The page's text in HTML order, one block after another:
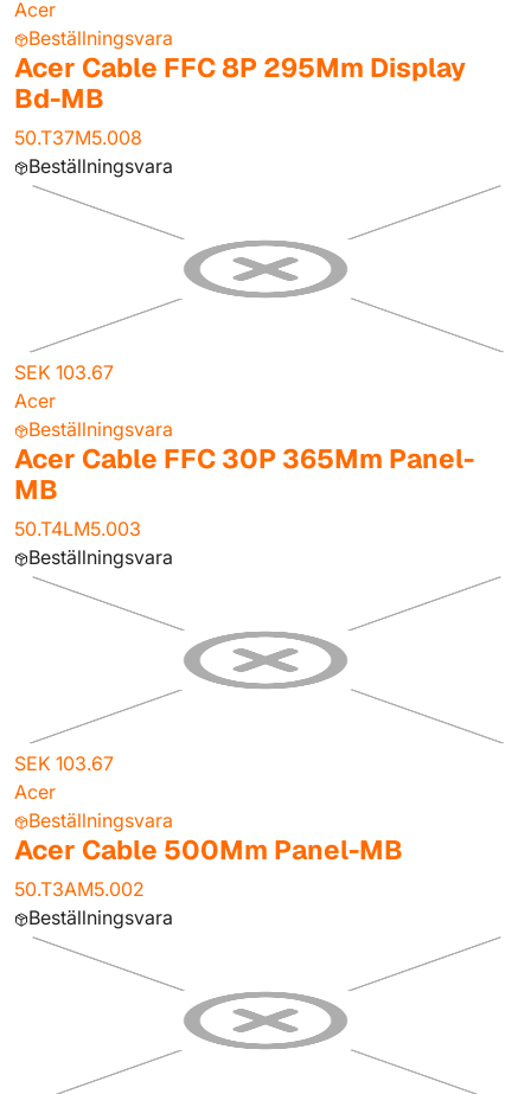
Acer
Beställningsvara
Acer Cable FFC 8P 295Mm Display
Bd-MB
50.T37M5.008
Beställningsvara
SEK 103.67
Acer
Beställningsvara
Acer Cable FFC 30P 365Mm Panel-
MB
50.T4LM5.003
Beställningsvara
SEK 103.67
Acer
Beställningsvara
Acer Cable 500Mm Panel-MB
50.T3AM5.002
Beställningsvara